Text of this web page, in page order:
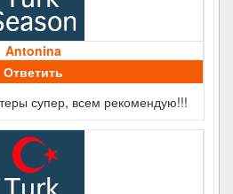
Antonina
Ответить
супер, всем рекомендую!!!